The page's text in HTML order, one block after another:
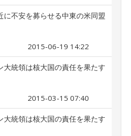
に不安を募らせる中東の米同盟
2015-06-19 14:22
大統領は核大国の責任を果たす
2015-03-15 07:40
大統領は核大国の責任を果たす